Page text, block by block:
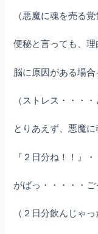
（悪魔に魂を売る覚
便秘と言っても、
脳に原因がある場
（ストレス・・・・
とりあえず、悪魔
『２日分ね！！』
がばっ・・・・・ご
（２日分飲んじゃ